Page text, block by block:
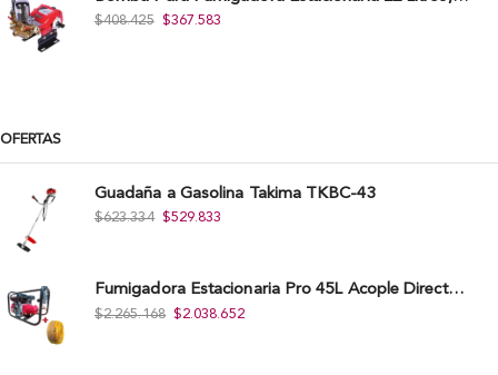
$408.425 $367.583
OFERTAS
Guadaña a Gasolina Takima TKBC-43
$623.334 $529.833
Fumigadora Estacionaria Pro 45L Acople Directo con Accesorios
$2.265.168 $2.038.652